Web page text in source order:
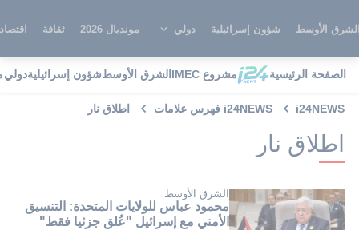
الأوسط شؤون إسرائيلية دولي مونديال 2026 ثقافة
الصفحة الرئيسية مشروع IMEC الشرق الأوسطشؤون إسرائيليةدولي
i24NEWS i24NEWS فهرس علامات اطلاق نار
اطلاق نار
الشرق الأوسط
محمود عباس للولايات المتحدة: التنسيق
الأمني مع إسرائيل "عُلق جزئيا فقط"